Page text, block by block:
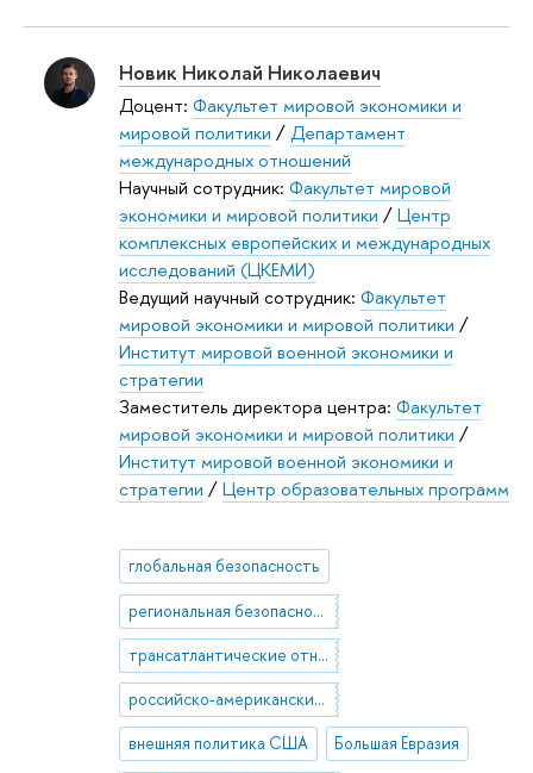
Новик Николай Николаевич
Доцент: Факультет мировой экономики и
мировой политики /Департамент
международных отношений
Научный сотрудник: Факультет мировой
экономики и мировой политики /Центр
комплексных европейских и международных
исследований (ЦКЕМИ)
Ведущий научный сотрудник: Факультет
мировой экономики и мировой политики /
Институт мировой военной экономики и
стратегии
Заместитель директора центра: Факультет
мировой экономики и мировой политики /
Институт мировой военной экономики и
стратегии /Центр образовательных программ
глобальная безопасность
региональная безопасность
трансатлантические отношения
российско-американские отношения
внешняя политика США Большая Евразия